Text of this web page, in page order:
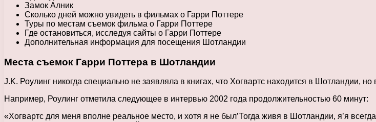
Замок Алник
Сколько дней можно увидеть в фильмах о Гарри Поттере
Туры по местам съемок фильма о Гарри Поттере
Где остановиться, исследуя сайты о Гарри Поттере
Дополнительная информация для посещения Шотландии
Места съемок Гарри Поттера в Шотландии
J.K. Роулинг никогда специально не заявляла в книгах, что Хогвартс находится в Шотландии,
Например, Роулинг отметила следующее в интервью 2002 года продолжительностью 60 минут:
«Хогвартс для меня вполне реальное место, и хотя я не был’Тогда живя в Шотландии, я’я